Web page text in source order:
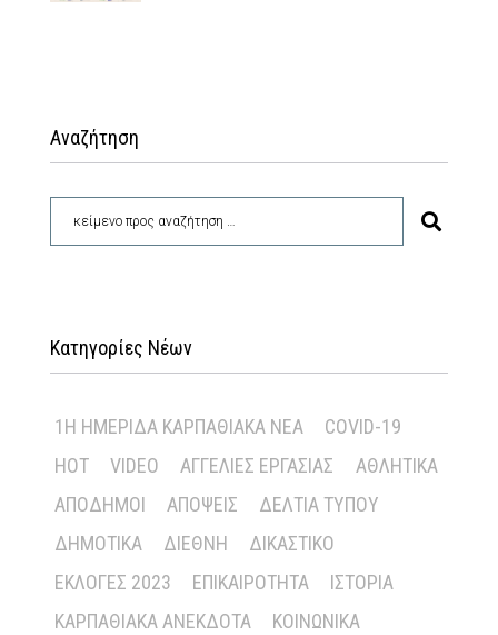
Αναζήτηση
Κατηγορίες Νέων
1Η ΗΜΕΡΊΔΑ ΚΑΡΠΑΘΙΑΚΆ ΝΈΑ
COVID-19
HOT
VIDEO ΑΓΓΕΛΊΕΣ ΕΡΓΑΣΊΑΣ
ΑΘΛΗΤΙΚΆ
ΑΠΌΔΗΜΟΙ
ΑΠΌΨΕΙΣ
ΔΕΛΤΊΑ ΤΎΠΟΥ
ΔΗΜΟΤΙΚΆ
ΔΙΕΘΝΉ
ΔΙΚΑΣΤΙΚΌ
ΕΚΛΟΓΈΣ 2023
ΕΠΙΚΑΙΡΌΤΗΤΑ
ΙΣΤΟΡΊΑ
ΚΑΡΠΑΘΙΑΚΆ ΑΝΈΚΔΟΤΑ
ΚΟΙΝΩΝΙΚΆ